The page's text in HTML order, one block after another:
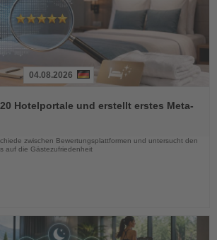
04.08.2026
Hotelportale und erstellt erstes Meta-
zwischen Bewertungsplattformen und untersucht den
auf die Gästezufriedenheit